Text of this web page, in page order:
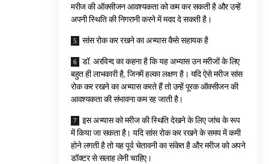
मरीज की ऑक्सीजन आवश्यकता को कम कर सकती है और उन्हें
अपनी स्थिति की निगरानी करने में मदद दे सकती है।
सांस रोक कर रखने का अभ्यास कैसे सहायक है
डॉ. अरविन्द का कहना है कि यह अभ्यास उन मरीजों के लिए
बहुत ही लाभकारी है, जिनमें हल्का लक्षण है। यदि ऐसे मरीज सांस
रोक कर रखने का अभ्यास करते हैं तो उन्हें पूरक ऑक्सीजन की
आवश्यकता की संभावना कम रह जाती है।
इस अभ्यास को मरीज की स्थिति देखने के लिए जांच के रूप
में किया जा सकता है। यदि सांस रोक कर रखने के समय में कमी
होने लगती है तो यह पूर्व चेतावनी का संकेत है और मरीज को अपने
डॉक्टर से सलाह लेनी चाहिए।